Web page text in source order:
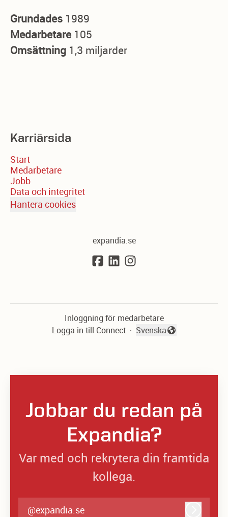
Grundades 1989
Medarbetare 105
Omsättning 1,3 miljarder
Karriärsida
Start
Medarbetare
Jobb
Data och integritet
Hantera cookies
expandia.se
Inloggning för medarbetare
Logga in till Connect · Byt språk
Svenska
Jobbar du redan på
Expandia?
Var med och rekrytera din framtida
kollega.
@expandia.se